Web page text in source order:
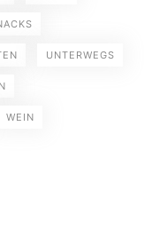
UNTERWEGS
WEIN